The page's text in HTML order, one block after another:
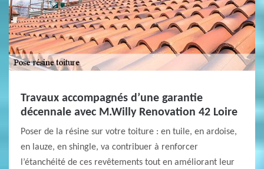
Travaux accompagnés d’une garantie
décennale avec M.Willy Renovation 42 Loire
Poser de la résine sur votre toiture : en tuile, en ardoise,
en lauze, en shingle, va contribuer à renforcer
l’étanchéité de ces revêtements tout en améliorant leur